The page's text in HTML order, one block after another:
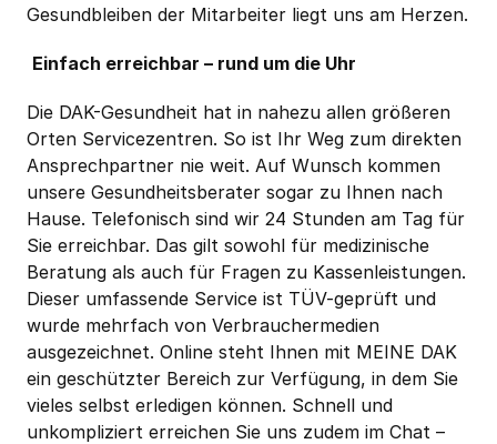
Gesundbleiben der Mitarbeiter liegt uns am Herzen.
Einfach erreichbar – rund um die Uhr
Die DAK-Gesundheit hat in nahezu allen größeren
Orten Servicezentren. So ist Ihr Weg zum direkten
Ansprechpartner nie weit. Auf Wunsch kommen
unsere Gesundheitsberater sogar zu Ihnen nach
Hause. Telefonisch sind wir 24 Stunden am Tag für
Sie erreichbar. Das gilt sowohl für medizinische
Beratung als auch für Fragen zu Kassenleistungen.
Dieser umfassende Service ist TÜV-geprüft und
wurde mehrfach von Verbrauchermedien
ausgezeichnet. Online steht Ihnen mit MEINE DAK
ein geschützter Bereich zur Verfügung, in dem Sie
vieles selbst erledigen können. Schnell und
unkompliziert erreichen Sie uns zudem im Chat –